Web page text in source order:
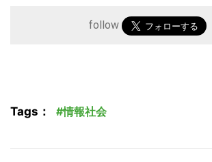
follow
Tags： 情報社会